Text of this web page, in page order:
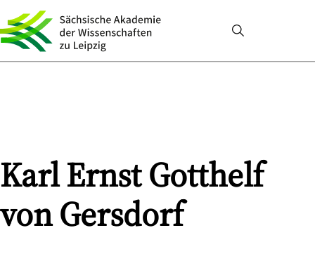
Karl Ernst Gotthelf
von Gersdorf